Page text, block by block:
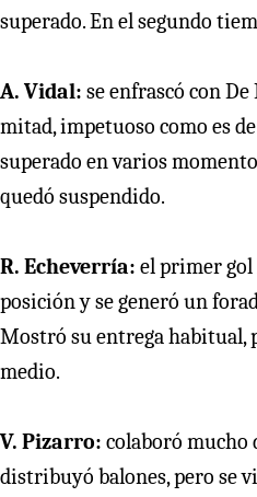
superado. En el segundo
A. Vidal: se enfrascó con
mitad, impetuoso como es
superado en varios
quedó suspendido.
R. Echeverría: el primer gol
posición y se generó un
Mostró su entrega habitual,
medio.
V. Pizarro: colaboró mucho
distribuyó balones, pero se